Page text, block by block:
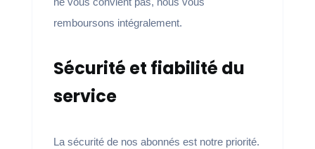
remboursons intégralement.
Sécurité et fiabilité du
service
La sécurité de nos abonnés est notre priorité.